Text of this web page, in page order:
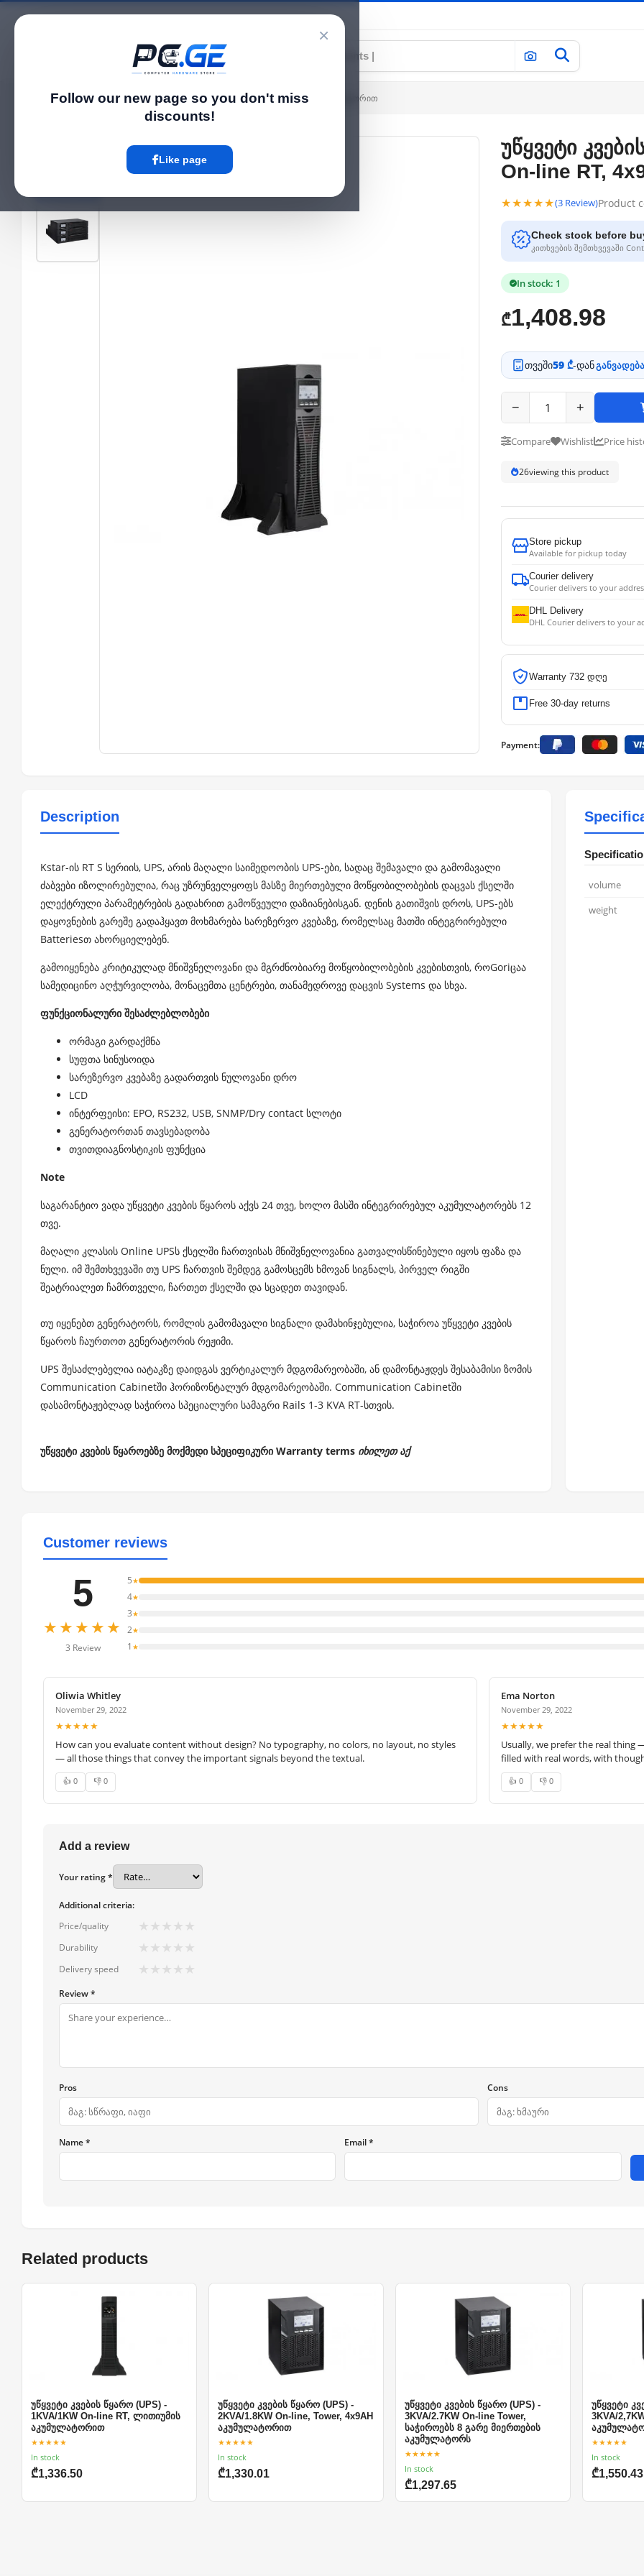
×
Follow our new page so you don't miss
discounts!
Like page
Catalog
UPS› უწყვეტი კვების წყარო (UPS) - 2KVA/1.8KW On-line RT, 4x9AH აკუმულატორით
Hot
უწყვეტი
On-line RT,
★★★★★(3 Review)Product
Check stock before
კითხვების შემთხვევაში
In stock: 1
₾1,408.98
თვეში59 ₾-დანგანვადება
− +
Compare Wishlist Price
26viewing this product
Store pickup
Available for pickup today
Courier delivery
Courier delivers to your
DHL Delivery
DHL Courier delivers to your
Warranty 732 დღე
Free 30-day returns
Payment:
Description
Kstar-ის RT S სერიის, UPS, არის მაღალი საიმედოობის UPS-ები, სადაც შემავალი და გამომავალი
ძაბვები იზოლირებულია, რაც უზრუნველყოფს მასზე მიერთებული მოწყობილობების დაცვას ქსელში
ელექტრული პარამეტრების გადახრით გამოწვეული დაზიანებისგან. დენის გათიშვის დროს, UPS-ებს
დაყოვნების გარეშე გადაჰყავთ მოხმარება სარეზერვო კვებაზე, რომელსაც მათში ინტეგრირებული
Batteriesთ ახორციელებენ.
გამოიყენება კრიტიკულად მნიშვნელოვანი და მგრძნობიარე მოწყობილობების კვებისთვის, როGoriცაა
სამედიცინო აღჭურვილობა, მონაცემთა ცენტრები, თანამედროვე დაცვის Systems და სხვა.
ფუნქციონალური შესაძლებლობები
ორმაგი გარდაქმნა
სუფთა სინუსოიდა
სარეზერვო კვებაზე გადართვის ნულოვანი დრო
LCD
ინტერფეისი: EPO, RS232, USB, SNMP/Dry contact სლოტი
გენერატორთან თავსებადობა
თვითდიაგნოსტიკის ფუნქცია
Note
საგარანტიო ვადა უწყვეტი კვების წყაროს აქვს 24 თვე, ხოლო მასში ინტეგრირებულ აკუმულატორებს 12
თვე.
მაღალი კლასის Online UPSს ქსელში ჩართვისას მნიშვნელოვანია გათვალისწინებული იყოს ფაზა და
ნული. იმ შემთხვევაში თუ UPS ჩართვის შემდეგ გამოსცემს ხმოვან სიგნალს, პირველ რიგში
შეატრიალეთ ჩამრთველი, ჩართეთ ქსელში და სცადეთ თავიდან.
თუ იყენებთ გენერატორს, რომლის გამომავალი სიგნალი დამახინჯებულია, საჭიროა უწყვეტი კვების
წყაროს ჩაურთოთ გენერატორის რეჟიმი.
UPS შესაძლებელია იატაკზე დაიდგას ვერტიკალურ მდგომარეობაში, ან დამონტაჟდეს შესაბამისი ზომის
Communication Cabinetში ჰორიზონტალურ მდგომარეობაში. Communication Cabinetში
დასამონტაჟებლად საჭიროა სპეციალური სამაგრი Rails 1-3 KVA RT-სთვის.
უწყვეტი კვების წყაროებზე მოქმედი სპეციფიკური Warranty terms იხილეთ აქ
volume
weight
Customer reviews
5
★★★★★
3 Review
5★
4★
3★
2★
1 ★
Oliwia Whitley
November 29, 2022
★★★★★
How can you evaluate content without design? No typography, no colors, no layout, no styles
— all those things that convey the important signals beyond the textual.
👍 0 👎 0
Ema Norton
November 29, 2022
★★★★★
Usually, we prefer the real thing
filled with real words, with
👍 0 👎 0
Add a review
Your rating *
Additional criteria:
Price/quality
★ ★ ★ ★ ★
Durability ★ ★ ★ ★ ★
Delivery speed ★ ★ ★ ★ ★
Review *
Pros Cons
Name * Email *
Related products
უწყვეტი კვების წყარო (UPS) -
1KVA/1KW On-line RT, ლითიუმის
აკუმულატორით
★★★★★
In stock
₾1,336.50
უწყვეტი კვების წყარო (UPS) -
2KVA/1.8KW On-line, Tower, 4x9AH
აკუმულატორით
★★★★★
In stock
₾1,330.01
უწყვეტი კვების წყარო (UPS) -
3KVA/2.7KW On-line Tower,
საჭიროებს 8 გარე მიერთების
აკუმულატორს
★★★★★
In stock
₾1,297.65
უწყვეტი
3KVA/
★★★★★
In stock
₾1,550.43